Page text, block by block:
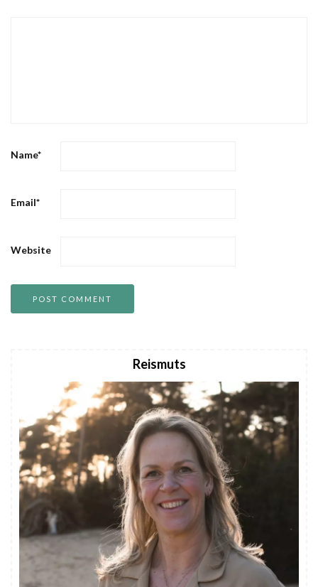
Name*
Email*
Website
Reismuts